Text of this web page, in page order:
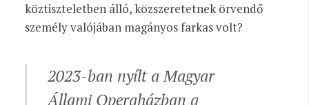
köztiszteletben álló, közszeretetnek örvendő
személy valójában magányos farkas volt?
2023-ban nyílt a Magyar
Állami Operaházban a